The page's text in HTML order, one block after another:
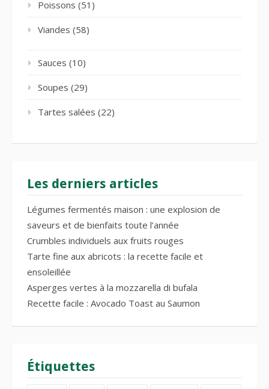
Poissons (51)
Viandes (58)
Sauces (10)
Soupes (29)
Tartes salées (22)
Les derniers articles
Légumes fermentés maison : une explosion de
saveurs et de bienfaits toute l’année
Crumbles individuels aux fruits rouges
Tarte fine aux abricots : la recette facile et
ensoleillée
Asperges vertes à la mozzarella di bufala
Recette facile : Avocado Toast au Saumon
Étiquettes